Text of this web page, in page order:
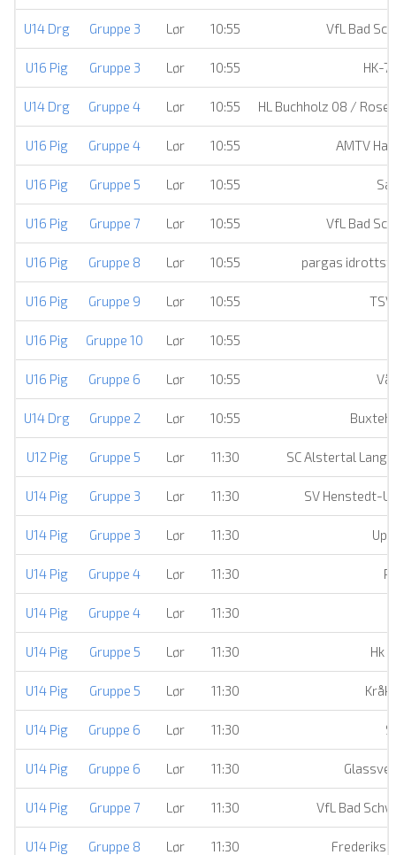
U14 Drg Gruppe 3 Lør 10:55 VfL Bad
U16 Pig Gruppe 3 Lør 10:55 HK-
U14 Drg Gruppe 4 Lør 10:55 HL Buchholz 08 /
U16 Pig Gruppe 4 Lør 10:55 AMTV
U16 Pig Gruppe 5 Lør 10:55
U16 Pig Gruppe 7 Lør 10:55 VfL Bad
U16 Pig Gruppe 8 Lør 10:55 pargas
U16 Pig Gruppe 9 Lør 10:55
U16 Pig Gruppe 10 Lør 10:55
U16 Pig Gruppe 6 Lør 10:55
U14 Drg Gruppe 2 Lør 10:55
U12 Pig Gruppe 5 Lør 11:30 SC Alstertal
U14 Pig Gruppe 3 Lør 11:30 SV Henstedt-
U14 Pig Gruppe 3 Lør 11:30
U14 Pig Gruppe 4 Lør 11:30
U14 Pig Gruppe 4 Lør 11:30
U14 Pig Gruppe 5 Lør 11:30 Hk
U14 Pig Gruppe 5 Lør 11:30
U14 Pig Gruppe 6 Lør 11:30
U14 Pig Gruppe 6 Lør 11:30
U14 Pig Gruppe 7 Lør 11:30 VfL Bad
U14 Pig Gruppe 8 Lør 11:30